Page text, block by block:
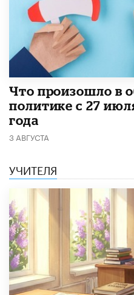
​Что произошло в
политике с 27
года
3 АВГУСТА
УЧИТЕЛЯ